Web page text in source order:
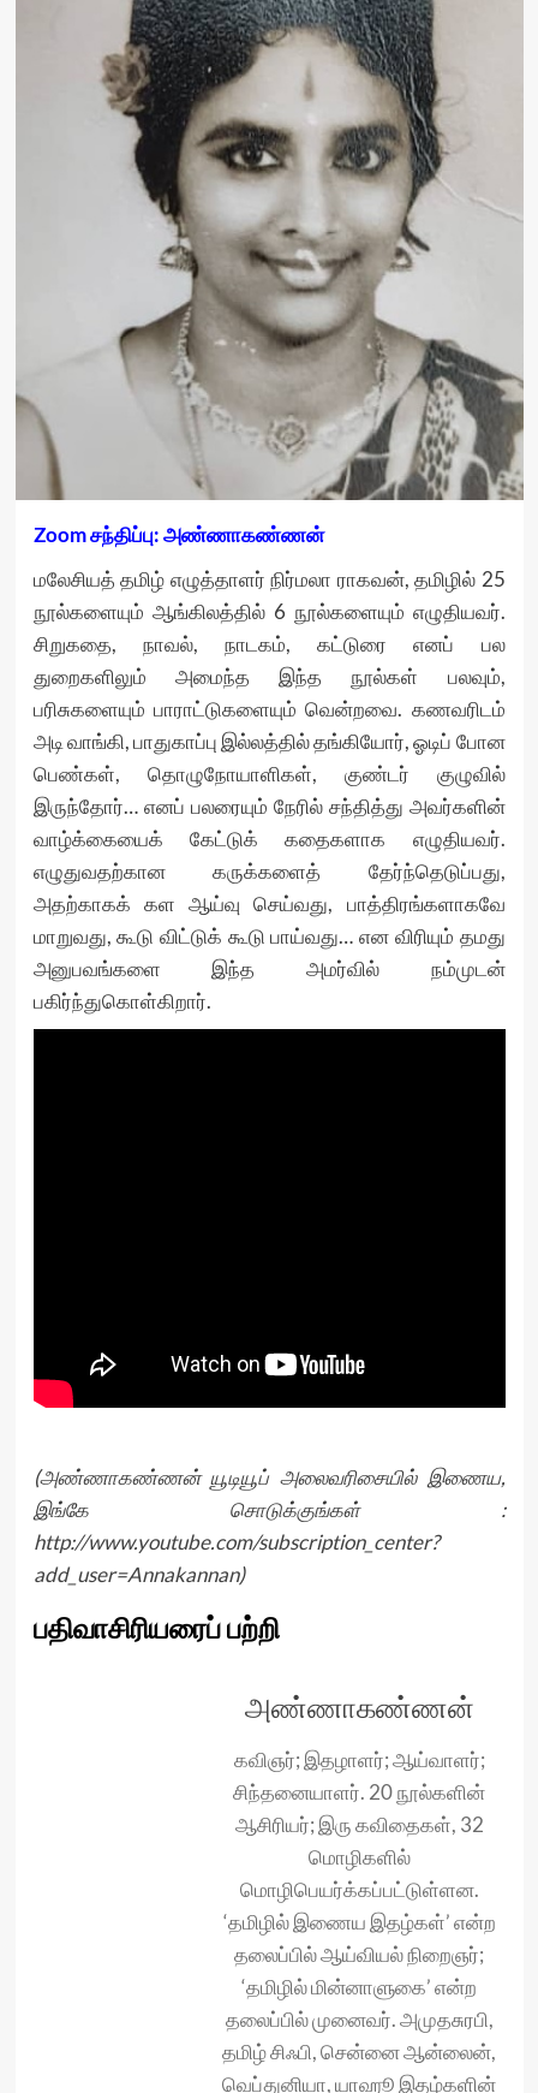
Zoom சந்திப்பு: அண்ணாகண்ணன்
மலேசியத் தமிழ் எழுத்தாளர் நிர்மலா ராகவன், தமிழில் 25
நூல்களையும் ஆங்கிலத்தில் 6 நூல்களையும் எழுதியவர்.
சிறுகதை, நாவல், நாடகம், கட்டுரை எனப் பல
துறைகளிலும் அமைந்த இந்த நூல்கள் பலவும்,
பரிசுகளையும் பாராட்டுகளையும் வென்றவை. கணவரிடம்
அடி வாங்கி, பாதுகாப்பு இல்லத்தில் தங்கியோர், ஓடிப் போன
பெண்கள், தொழுநோயாளிகள், குண்டர் குழுவில்
இருந்தோர்… எனப் பலரையும் நேரில் சந்தித்து அவர்களின்
வாழ்க்கையைக் கேட்டுக் கதைகளாக எழுதியவர்.
எழுதுவதற்கான கருக்களைத் தேர்ந்தெடுப்பது,
அதற்காகக் கள ஆய்வு செய்வது, பாத்திரங்களாகவே
மாறுவது, கூடு விட்டுக் கூடு பாய்வது… என விரியும் தமது
அனுபவங்களை இந்த அமர்வில் நம்முடன்
பகிர்ந்துகொள்கிறார்.
(அண்ணாகண்ணன் யூடியூப் அலைவரிசையில் இணைய,
இங்கே சொடுக்குங்கள் :
http://www.youtube.com/subscription_center?
add_user=Annakannan)
பதிவாசிரியரைப் பற்றி
அண்ணாகண்ணன்
கவிஞர்; இதழாளர்; ஆய்வாளர்;
சிந்தனையாளர். 20 நூல்களின்
ஆசிரியர்; இரு கவிதைகள், 32
மொழிகளில்
மொழிபெயர்க்கப்பட்டுள்ளன.
‘தமிழில் இணைய இதழ்கள்’ என்ற
தலைப்பில் ஆய்வியல் நிறைஞர்;
‘தமிழில் மின்னாளுகை’ என்ற
தலைப்பில் முனைவர். அமுதசுரபி,
தமிழ் சிஃபி, சென்னை ஆன்லைன்,
வெப்துனியா, யாஹூ இதழ்களின்